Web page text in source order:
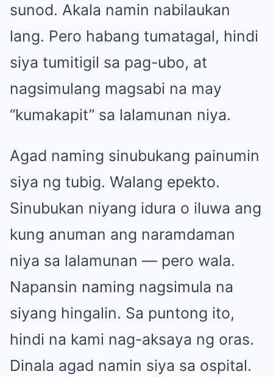
sunod. Akala namin nabilaukan
lang. Pero habang tumatagal, hindi
siya tumitigil sa pag-ubo, at
nagsimulang magsabi na may
“kumakapit” sa lalamunan niya.
Agad naming sinubukang painumin
siya ng tubig. Walang epekto.
Sinubukan niyang idura o iluwa ang
kung anuman ang naramdaman
niya sa lalamunan — pero wala.
Napansin naming nagsimula na
siyang hingalin. Sa puntong ito,
hindi na kami nag-aksaya ng oras.
Dinala agad namin siya sa ospital.